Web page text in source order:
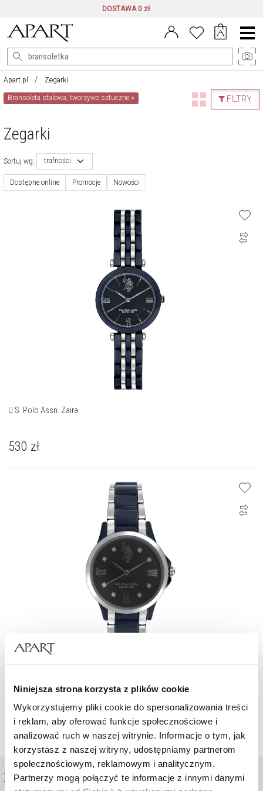
Niniejsza strona korzysta z plików cookie
Wykorzystujemy pliki cookie do spersonalizowania treści
i reklam, aby oferować funkcje społecznościowe i
analizować ruch w naszej witrynie. Informacje o tym, jak
korzystasz z naszej witryny, udostępniamy partnerom
społecznościowym, reklamowym i analitycznym.
Partnerzy mogą połączyć te informacje z innymi danymi
DOSTAWA 0 zł
Menu
główne
Apart.pl Zegarki
FILTRY
Bransoleta stalowa, tworzywo sztuczne×
Zegarki
Sortuj wg: trafności
Dostępne online Promocje Nowości
U.S. Polo Assn. Zaira
530 zł
460 zł
ZAKUPY ONLINE